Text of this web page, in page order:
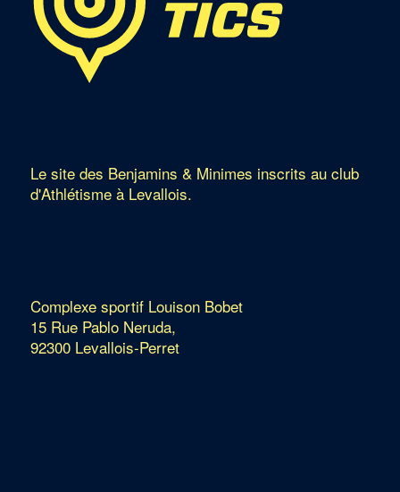
Le site des Benjamins & Minimes inscrits au club
d'Athlétisme à Levallois.
Complexe sportif Louison Bobet
15 Rue Pablo Neruda,
92300 Levallois-Perret